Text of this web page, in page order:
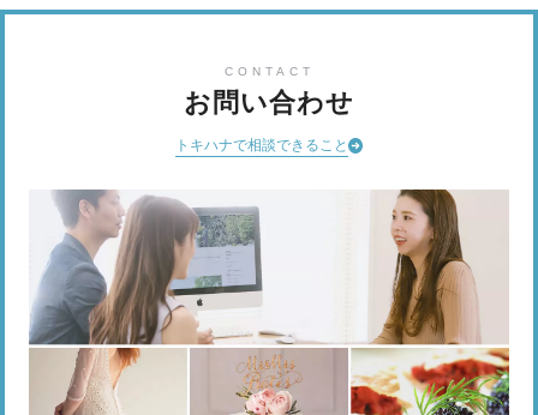
CONTACT
お問い合わせ
トキハナで相談できること